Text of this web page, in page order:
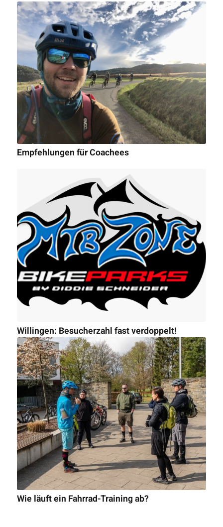
Empfehlungen für Coachees
Willingen: Besucherzahl fast verdoppelt!
Wie läuft ein Fahrrad-Training ab?